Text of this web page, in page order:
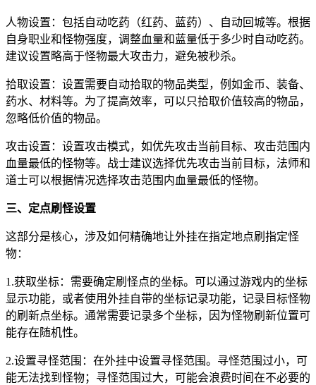
人物设置：包括自动吃药（红药、蓝药）、自动回城等。根据
自身职业和怪物强度，调整血量和蓝量低于多少时自动吃药。
建议设置略高于怪物最大攻击力，避免被秒杀。
拾取设置：设置需要自动拾取的物品类型，例如金币、装备、
药水、材料等。为了提高效率，可以只拾取价值较高的物品，
忽略低价值的物品。
攻击设置：设置攻击模式，如优先攻击当前目标、攻击范围内
血量最低的怪物等。战士建议选择优先攻击当前目标，法师和
道士可以根据情况选择攻击范围内血量最低的怪物。
三、定点刷怪设置
这部分是核心，涉及如何精确地让外挂在指定地点刷指定怪
物：
1.获取坐标：需要确定刷怪点的坐标。可以通过游戏内的坐标
显示功能，或者使用外挂自带的坐标记录功能，记录目标怪物
的刷新点坐标。通常需要记录多个坐标，因为怪物刷新位置可
能存在随机性。
2.设置寻怪范围：在外挂中设置寻怪范围。寻怪范围过小，可
能无法找到怪物；寻怪范围过大，可能会浪费时间在不必要的